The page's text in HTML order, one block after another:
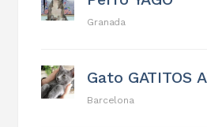
Granada
Gato GATITOS
Barcelona